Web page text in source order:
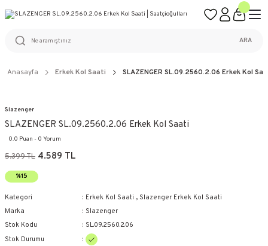
%100 ORİJİNAL ÜRÜN GARANTİSİ
ARA
Anasayfa Erkek Kol Saati SLAZENGER SL.09.2560.2.06 Erkek Kol
Slazenger
SLAZENGER SL.09.2560.2.06 Erkek Kol Saati
0.0 Puan - 0 Yorum
5.399 TL 4.589 TL
%15
Kategori Erkek Kol Saati , Slazenger Erkek Kol Saati
Marka
Slazenger
Stok Kodu
SL.09.2560.2.06
Stok Durumu